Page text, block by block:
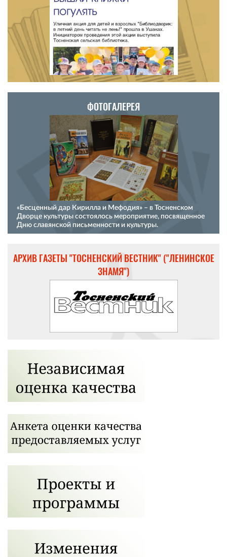
ФОТОГАЛЕРЕЯ
«Бесценный дар Кирилла и Мефодия» – в Тосненском
Дворце культуры состоялось мероприятие, посвященное
Дню славянской письменности и культуры.
АРХИВ ГАЗЕТЫ "ТОСНЕНСКИЙ ВЕСТНИК" ("ЛЕНИНСКОЕ
ЗНАМЯ")